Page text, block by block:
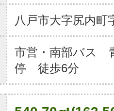
八戸市大字尻内町
市営・南部バス
停 徒歩6分